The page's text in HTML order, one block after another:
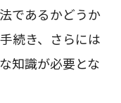
であるかどうか
続き、さらには
知識が必要とな